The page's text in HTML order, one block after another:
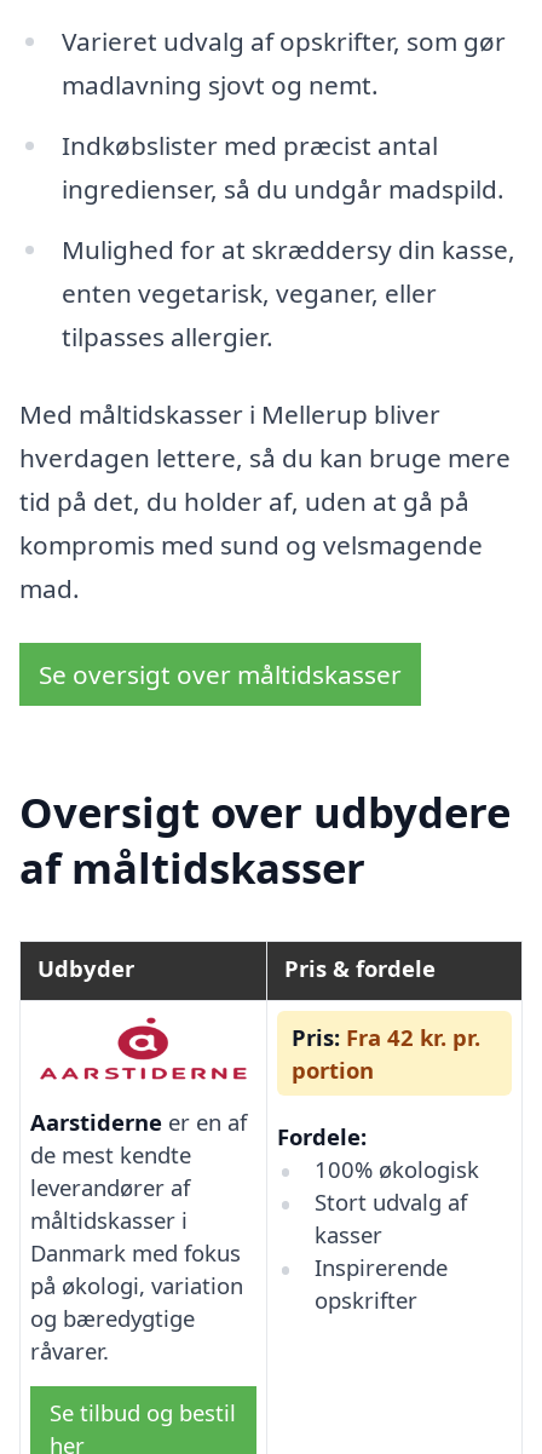
Varieret udvalg af opskrifter, som gør
madlavning sjovt og nemt.
Indkøbslister med præcist antal
ingredienser, så du undgår madspild.
Mulighed for at skræddersy din kasse,
enten vegetarisk, veganer, eller
tilpasses allergier.
Med måltidskasser i Mellerup bliver
hverdagen lettere, så du kan bruge mere
tid på det, du holder af, uden at gå på
kompromis med sund og velsmagende
mad.
Se oversigt over måltidskasser
Oversigt over udbydere
af måltidskasser
Udbyder Pris & fordele
Aarstiderne er en af
de mest kendte
leverandører af
måltidskasser i
Danmark med fokus
på økologi, variation
og bæredygtige
råvarer.
Se tilbud og bestil
her
Pris: Fra 42 kr. pr.
portion
Fordele:
100% økologisk
Stort udvalg af
kasser
Inspirerende
opskrifter